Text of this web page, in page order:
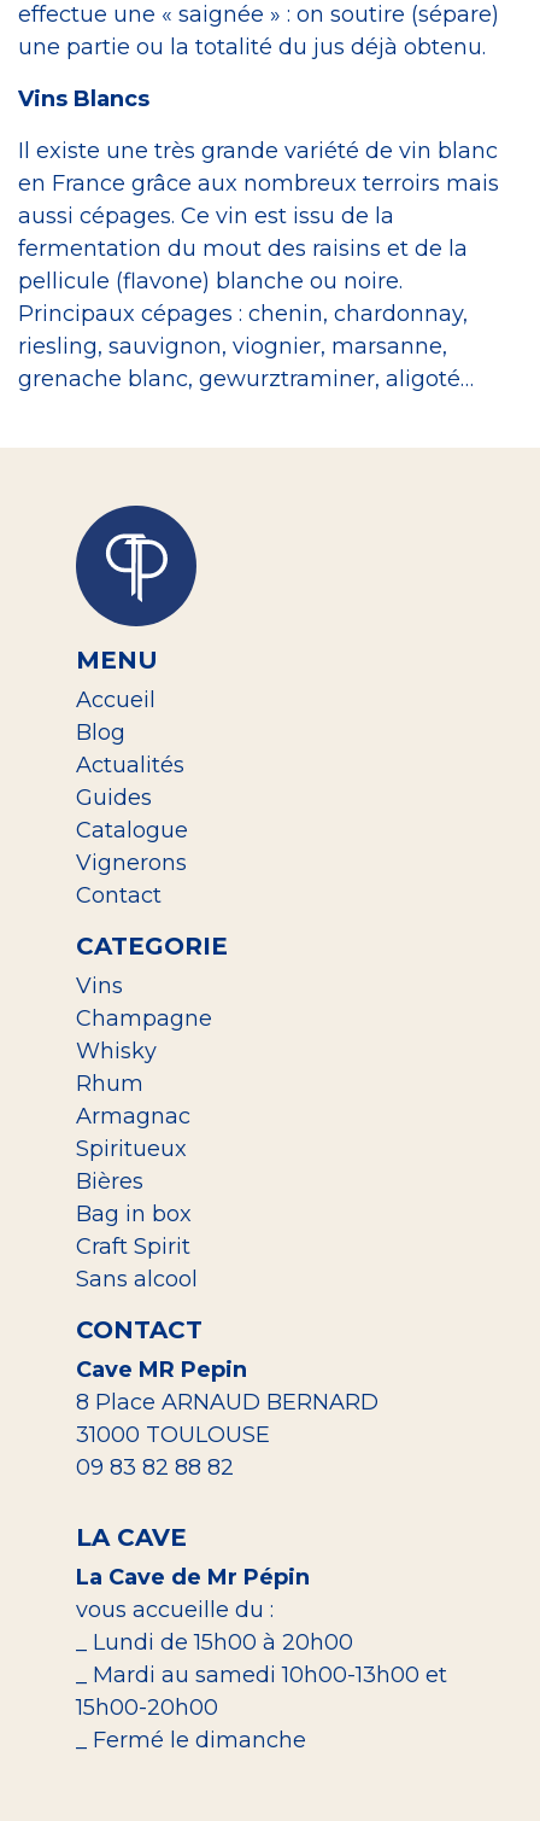
effectue une « saignée » : on soutire (sépare)
une partie ou la totalité du jus déjà obtenu.
Vins Blancs
Il existe une très grande variété de vin blanc
en France grâce aux nombreux terroirs mais
aussi cépages. Ce vin est issu de la
fermentation du mout des raisins et de la
pellicule (flavone) blanche ou noire.
Principaux cépages : chenin, chardonnay,
riesling, sauvignon, viognier, marsanne,
grenache blanc, gewurztraminer, aligoté…
MENU
Accueil
Blog
Actualités
Guides
Catalogue
Vignerons
Contact
CATEGORIE
Vins
Champagne
Whisky
Rhum
Armagnac
Spiritueux
Bières
Bag in box
Craft Spirit
Sans alcool
CONTACT
Cave MR Pepin
8 Place ARNAUD BERNARD
31000 TOULOUSE
09 83 82 88 82
LA CAVE
La Cave de Mr Pépin
vous accueille du :
_ Lundi de 15h00 à 20h00
_ Mardi au samedi 10h00-13h00 et
15h00-20h00
_ Fermé le dimanche